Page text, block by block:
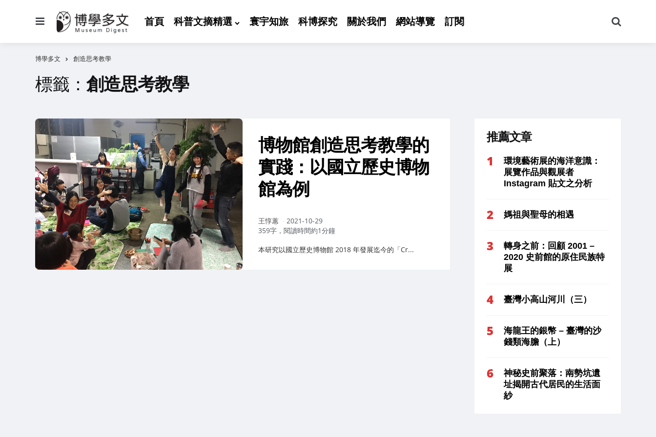
首頁 科普文摘精選 寰宇知旅 科博探究 關於我們 網站導覽 訂閱
尋
博學多文 創造思考教學
標籤： 創造思考教學
博物館創造思考教學的
實踐：以國立歷史博物
館為例
作
者：
王惇蕙
2021-10-29
359字，閱讀時間約1分鐘
本研究以國立歷史博物館 2018 年發展迄今的「Cr...
推薦文章
環境藝術展的海洋意識：
展覽作品與觀展者
Instagram 貼文之分析
媽祖與聖母的相遇
轉身之前：回顧 2001 –
2020 史前館的原住民族特
展
臺灣小高山河川（三）
海龍王的銀幣 – 臺灣的沙
錢類海膽（上）
神秘史前聚落：南勢坑遺
址揭開古代居民的生活面
紗